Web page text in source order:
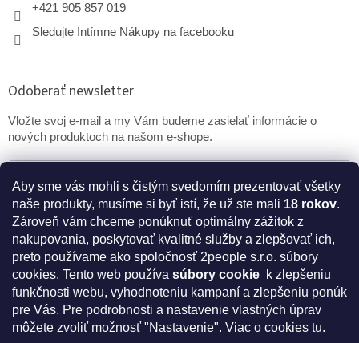
Aby sme vás mohli s čistým svedomím prezentovať všetky
naše produkty, musíme si byť istí, že už ste mali 18 rokov.
Zároveň vám chceme ponúknuť optimálny zážitok z
nakupovania, poskytovať kvalitné služby a zlepšovať ich,
preto používame ako spoločnosť 2people s.r.o. súbory
cookies. Tento web používa súbory cookie k zlepšeniu
funkčnosti webu, vyhodnoteniu kampaní a zlepšeniu ponúk
pre Vás. Pre podrobnosti a nastavenie vlastných úprav
môžete zvoliť možnosť "Nastavenie". Viac o cookies tu.
+421 905 857 019
Sledujte Intímne Nákupy na facebooku
Odoberať newsletter
Vložte svoj e-mail a my Vám budeme zasielať informácie o
nových produktoch na našom e-shope.
PRIHLÁSIŤ SA
* Disclaimer: Bezpečnostné prehlásenie k výživovým
doplnkom a kozmetike